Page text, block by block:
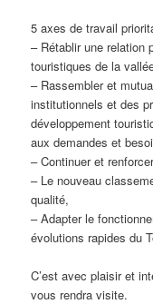
5 axes de travail
– Rétablir une relation
touristiques de la
– Rassembler et
institutionnels et des
développement
aux demandes et
– Continuer et
– Le nouveau
qualité,
– Adapter le
évolutions rapides du
C’est avec plaisir et
vous rendra visite.